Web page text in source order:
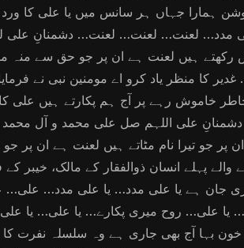
ہمارا جہاں ہر سانس میں یا علی کا
مدد… لعنت… لعنت… لعنت… دشمنانِ
ہیں لعنت ہے ان پر جو حق سے منہ
کا منظر یاد کرو اے مومنین نبی نے
خاموش رہے پر آج ہم پکارتے ہیں
علی اللہم صل علی محمد و آل
جو تیرا نام مٹاتے ہیں لعنت ہے ان پر
والے پہلے انسان ذوالفقار کے مالک،
ہے میری جان ہے یا علی مدد… یا علی
یا علی… روح میری پکارے… یا علی… یا
خون بہا آج بھی جاری ہے وہ سلسلہ